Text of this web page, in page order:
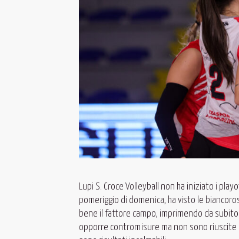
Lupi S. Croce Volleyball non ha iniziato i
pomeriggio di domenica, ha visto le
bene il fattore campo, imprimendo da
opporre contromisure ma non sono riuscite